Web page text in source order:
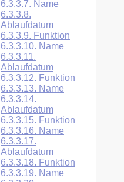
6.3.3.7. Name
6.3.3.8.
Ablaufdatum
6.3.3.9. Funktion
6.3.3.10. Name
6.3.3.11.
Ablaufdatum
6.3.3.12. Funktion
6.3.3.13. Name
6.3.3.14.
Ablaufdatum
6.3.3.15. Funktion
6.3.3.16. Name
6.3.3.17.
Ablaufdatum
6.3.3.18. Funktion
6.3.3.19. Name